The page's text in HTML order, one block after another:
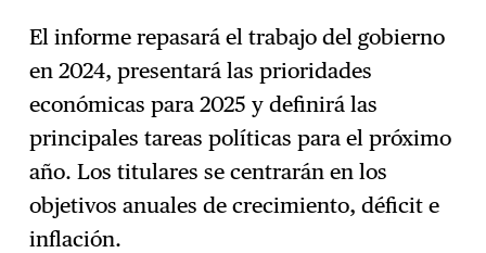
El informe repasará el trabajo del gobierno
en 2024, presentará las prioridades
económicas para 2025 y definirá las
principales tareas políticas para el próximo
año. Los titulares se centrarán en los
objetivos anuales de crecimiento, déficit e
inflación.